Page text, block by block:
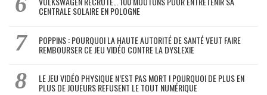
CENTRALE SOLAIRE EN POLOGNE
POPPINS : POURQUOI LA HAUTE AUTORITÉ DE SANTÉ VEUT FAIRE
REMBOURSER CE JEU VIDÉO CONTRE LA DYSLEXIE
LE JEU VIDÉO PHYSIQUE N’EST PAS MORT ! POURQUOI DE PLUS EN
PLUS DE JOUEURS REFUSENT LE TOUT NUMÉRIQUE